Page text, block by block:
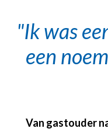
Ik was
een
Van gastouder